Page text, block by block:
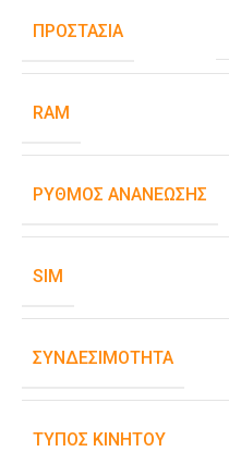
ΠΡΟΣΤΑΣΊΑ
RAM
ΡΥΘΜΌΣ ΑΝΑΝΈΩΣΗΣ
SIM
ΣΥΝΔΕΣΙΜΌΤΗΤΑ
ΤΎΠΟΣ ΚΙΝΗΤΟΎ